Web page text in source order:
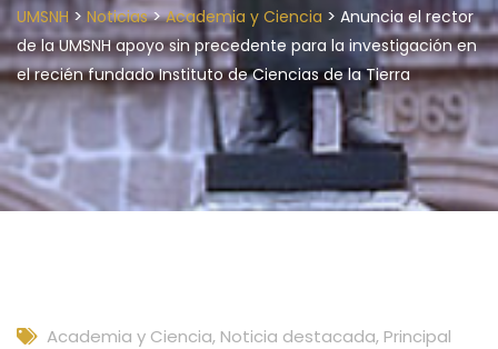
UMSNH > Noticias>Academia y Ciencia > Anuncia el rector
de la UMSNH apoyo sin precedente para la investigación en
el recién fundado Instituto de Ciencias de la Tierra
Academia y Ciencia, Noticia destacada, Principal